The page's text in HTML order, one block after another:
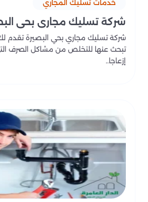
خدمات تسليك المجاري
شركة تسليك مجاري بحي
شركة تسليك مجاري بحي البصيرة تقدم
تبحث عنها للتخلص من مشاكل الصرف
إزعاجا..